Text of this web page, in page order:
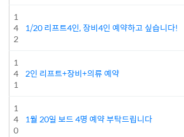
1
4
2
1/20 리프트4인, 장비4인 예약하고 싶습니다!
1
4
1
2인 리프트+장비+의류 예약
1
4
0
1월 20일 보드 4명 예약 부탁드립니다